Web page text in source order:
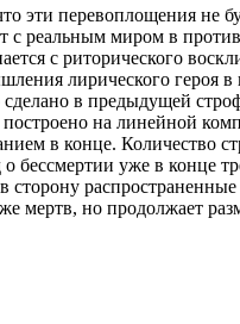
эти перевоплощения не
реальным миром в
с риторического
лирического героя
в предыдущей
на линейной
в конце. Количество
уже в конце
мертв, но продолжает